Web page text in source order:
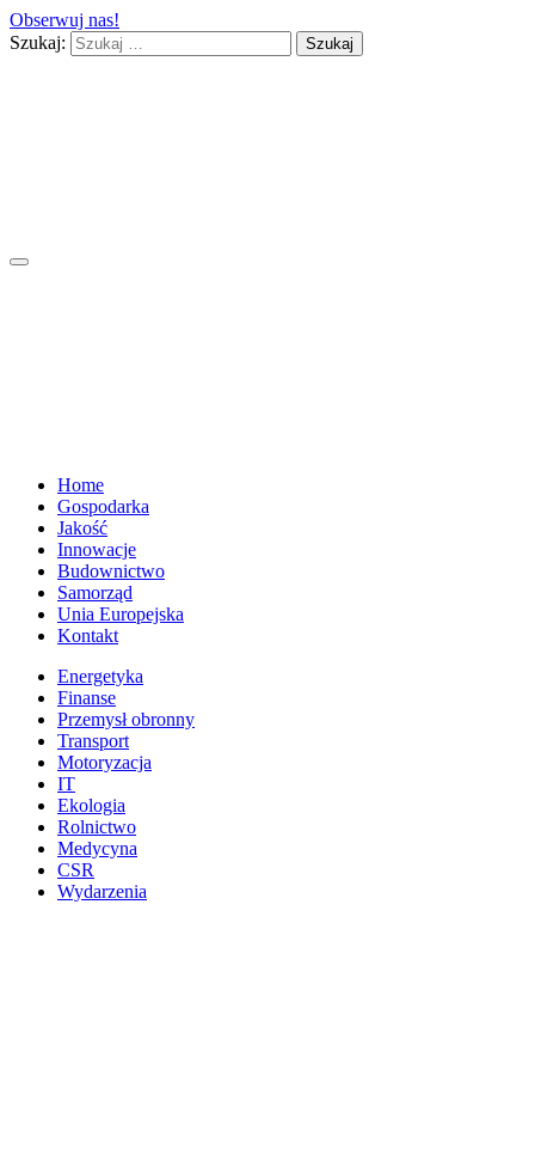
Obserwuj nas!
Szukaj:
Home
Gospodarka
Jakość
Innowacje
Budownictwo
Samorząd
Unia Europejska
Kontakt
Energetyka
Finanse
Przemysł obronny
Transport
Motoryzacja
IT
Ekologia
Rolnictwo
Medycyna
CSR
Wydarzenia